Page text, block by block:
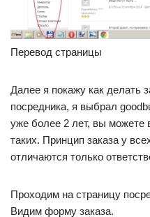
Перевод страницы
Далее я покажу как делать
посредника, я выбрал
уже более 2 лет, вы можете
таких. Принцип заказа у
отличаются только
Проходим на страницу
Видим форму заказа.